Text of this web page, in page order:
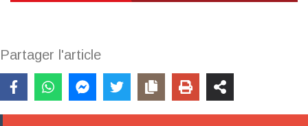
Partager l'article